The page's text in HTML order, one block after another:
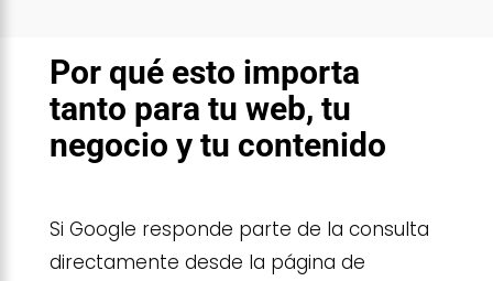
Por qué esto importa
tanto para tu web, tu
negocio y tu contenido
Si Google responde parte de la consulta
directamente desde la página de